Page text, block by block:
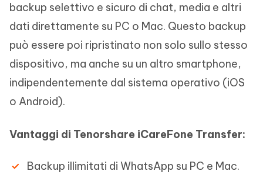
backup selettivo e sicuro di chat, media e altri
dati direttamente su PC o Mac. Questo backup
può essere poi ripristinato non solo sullo stesso
dispositivo, ma anche su un altro smartphone,
indipendentemente dal sistema operativo (iOS
o Android).
Vantaggi di Tenorshare iCareFone Transfer:
Backup illimitati di WhatsApp su PC e Mac.